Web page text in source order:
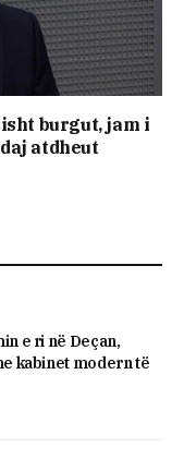
burgut, jam i
atdheut
e ri në Deçan,
kabinet modern të